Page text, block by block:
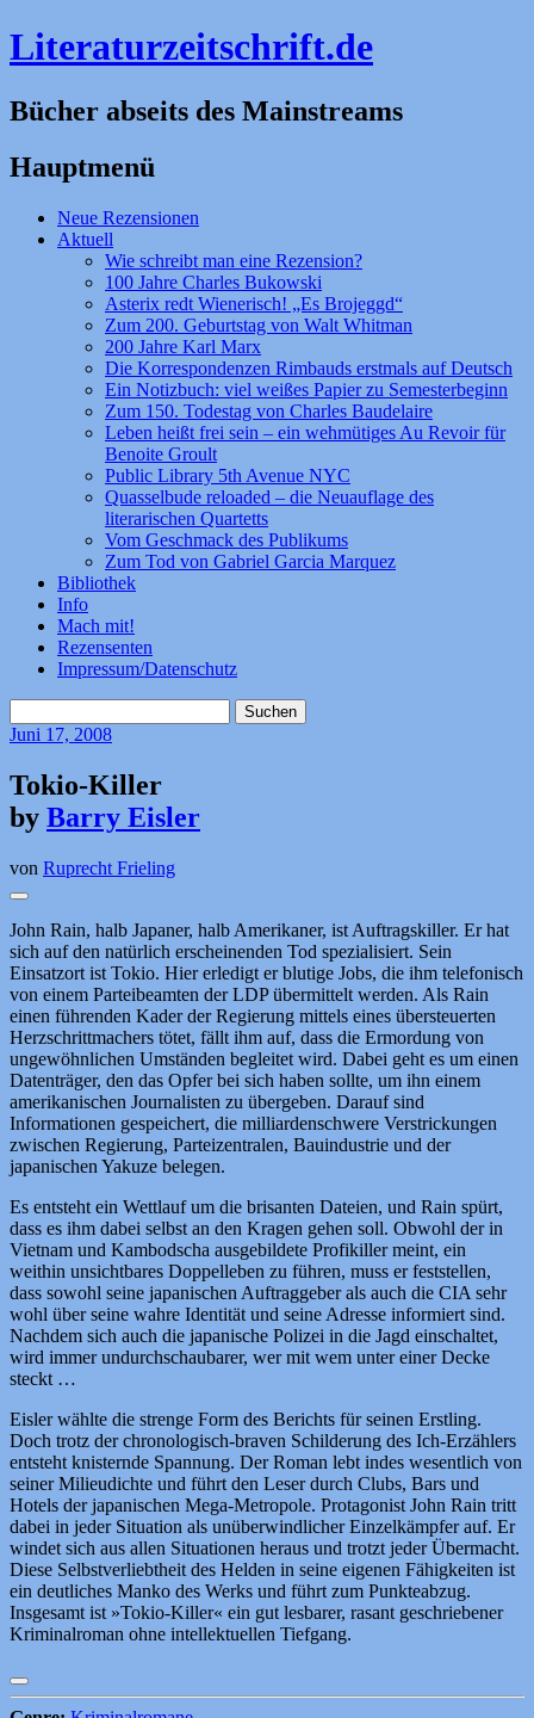
Literaturzeitschrift.de
Bücher abseits des Mainstreams
Hauptmenü
Zum
Inhalt
Neue Rezensionen
Aktuell
Wie schreibt man eine Rezension?
100 Jahre Charles Bukowski
Asterix redt Wienerisch! „Es Brojeggd“
Zum 200. Geburtstag von Walt Whitman
200 Jahre Karl Marx
Die Korrespondenzen Rimbauds erstmals auf Deutsch
Ein Notizbuch: viel weißes Papier zu Semesterbeginn
Zum 150. Todestag von Charles Baudelaire
Leben heißt frei sein – ein wehmütiges Au Revoir für
Benoite Groult
Public Library 5th Avenue NYC
Quasselbude reloaded – die Neuauflage des
literarischen Quartetts
Vom Geschmack des Publikums
Zum Tod von Gabriel Garcia Marquez
Bibliothek
Info
Mach mit!
Rezensenten
Impressum/Datenschutz
nach:
Juni 17, 2008
Tokio-Killer
by Barry Eisler
von Ruprecht Frieling
John Rain, halb Japaner, halb Amerikaner, ist Auftragskiller. Er hat
sich auf den natürlich erscheinenden Tod spezialisiert. Sein
Einsatzort ist Tokio. Hier erledigt er blutige Jobs, die ihm telefonisch
von einem Parteibeamten der LDP übermittelt werden. Als Rain
einen führenden Kader der Regierung mittels eines übersteuerten
Herzschrittmachers tötet, fällt ihm auf, dass die Ermordung von
ungewöhnlichen Umständen begleitet wird. Dabei geht es um einen
Datenträger, den das Opfer bei sich haben sollte, um ihn einem
amerikanischen Journalisten zu übergeben. Darauf sind
Informationen gespeichert, die milliardenschwere Verstrickungen
zwischen Regierung, Parteizentralen, Bauindustrie und der
japanischen Yakuze belegen.
Es entsteht ein Wettlauf um die brisanten Dateien, und Rain spürt,
dass es ihm dabei selbst an den Kragen gehen soll. Obwohl der in
Vietnam und Kambodscha ausgebildete Profikiller meint, ein
weithin unsichtbares Doppelleben zu führen, muss er feststellen,
dass sowohl seine japanischen Auftraggeber als auch die CIA sehr
wohl über seine wahre Identität und seine Adresse informiert sind.
Nachdem sich auch die japanische Polizei in die Jagd einschaltet,
wird immer undurchschaubarer, wer mit wem unter einer Decke
steckt …
Eisler wählte die strenge Form des Berichts für seinen Erstling.
Doch trotz der chronologisch-braven Schilderung des Ich-Erzählers
entsteht knisternde Spannung. Der Roman lebt indes wesentlich von
seiner Milieudichte und führt den Leser durch Clubs, Bars und
Hotels der japanischen Mega-Metropole. Protagonist John Rain tritt
dabei in jeder Situation als unüberwindlicher Einzelkämpfer auf. Er
windet sich aus allen Situationen heraus und trotzt jeder Übermacht.
Diese Selbstverliebtheit des Helden in seine eigenen Fähigkeiten ist
ein deutliches Manko des Werks und führt zum Punkteabzug.
Insgesamt ist »Tokio-Killer« ein gut lesbarer, rasant geschriebener
Kriminalroman ohne intellektuellen Tiefgang.